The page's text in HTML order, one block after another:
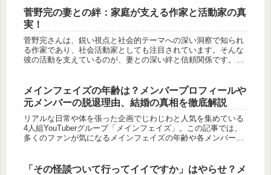
菅野完の妻との絆：家庭が支える作家と活動家の真
実！
菅野完さんは、鋭い視点と社会的テーマへの深い洞察で知られ
る作家であり、社会活動家としても注目されています。そんな
彼の活動を支えているのが、妻との深い絆と信頼関係です。本
メインフェイズの年齢は？メンバープロフィールや
元メンバーの脱退理由、結婚の真相を徹底解説
リアルな日常や体を張った企画でじわじわと人気を集めている
4人組YouTuberグループ「メインフェイズ」。この記事では、
多くのファンが気になるメインフェイズの年齢や各メンバーの
「その怪談ついて行ってイイですか」はやらせ？メ